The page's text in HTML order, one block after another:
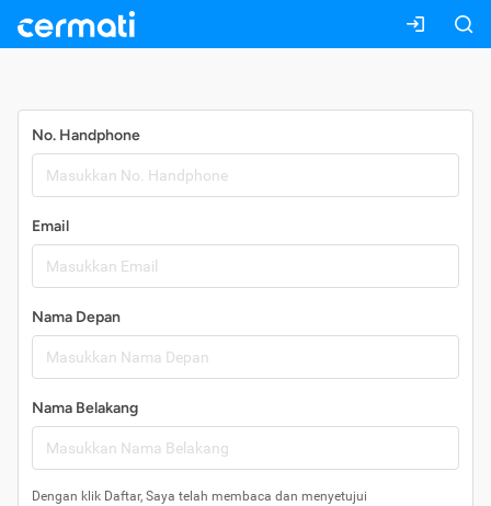
No. Handphone
Email
Nama Depan
Nama Belakang
Dengan klik Daftar, Saya telah membaca dan menyetujui